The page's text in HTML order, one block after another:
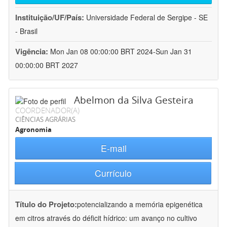
Instituição/UF/País: Universidade Federal de Sergipe - SE
- Brasil
Vigência: Mon Jan 08 00:00:00 BRT 2024-Sun Jan 31
00:00:00 BRT 2027
Abelmon da Silva Gesteira
COORDENADOR(A)
CIÊNCIAS AGRÁRIAS
Agronomia
E-mail
Currículo
Título do Projeto:potencializando a memória epigenética
em citros através do déficit hídrico: um avanço no cultivo